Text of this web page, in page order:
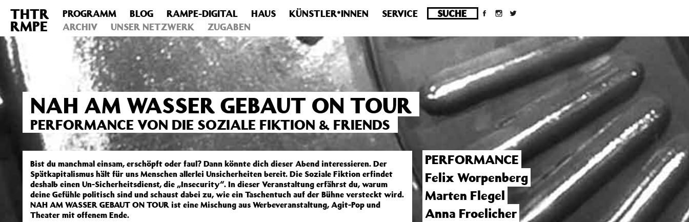
Deprecated : Die Funktion post_permalink ist seit Version 4.4.0 veraltet! Verwende stattdessen get_permalink(). in
/homepages/10/d43051023/htdocs/wordpress/wp-
includes/functions.phpon line6031
THTR
RMPE
PROGRAMM BLOG RAMPE-DIGITAL HAUS KÜNSTLER*INNEN
SERVICE
ARCHIV
UNSER NETZWERK ZUGABEN
NAH AM WASSER GEBAUT ON TOUR
PERFORMANCE VON DIE SOZIALE FIKTION & FRIENDS
Bist du manchmal einsam, erschöpft oder faul? Dann könnte dich dieser Abend interessieren. Der
Spätkapitalismus hält für uns Menschen allerlei Unsicherheiten bereit. Die Soziale Fiktion erfindet
deshalb einen Un-Sicherheitsdienst, die „Insecurity“. In dieser Veranstaltung erfährst du, warum
deine Gefühle politisch sind und schaust dabei zu, wie ein Taschentuch auf der Bühne versteckt wird.
NAH AM WASSER GEBAUT ON TOUR ist eine Mischung aus Werbeveranstaltung, Agit-Pop und
Theater mit offenem Ende.
PERFORMANCE
Felix Worpenberg
Marten Flegel
Anna Froelicher